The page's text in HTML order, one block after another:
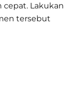
Lakukan
tersebut